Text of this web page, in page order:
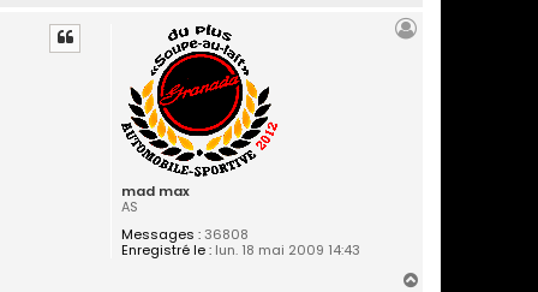
mad max
AS
Messages :36808
Enregistré le :lun. 18 mai 2009 14:43